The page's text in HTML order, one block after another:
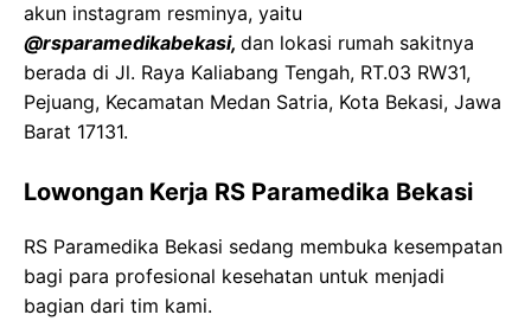
akun instagram resminya, yaitu
@rsparamedikabekasi, dan lokasi rumah sakitnya
berada di Jl. Raya Kaliabang Tengah, RT.03 RW31,
Pejuang, Kecamatan Medan Satria, Kota Bekasi, Jawa
Barat 17131.
Lowongan Kerja RS Paramedika Bekasi
RS Paramedika Bekasi sedang membuka kesempatan
bagi para profesional kesehatan untuk menjadi
bagian dari tim kami.